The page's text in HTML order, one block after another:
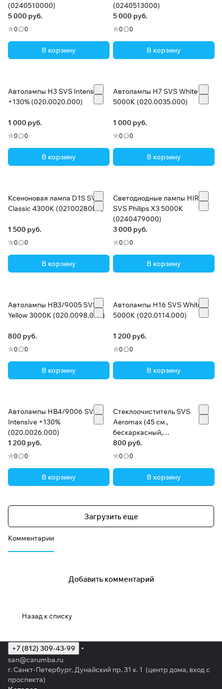
(0240510000)
5 000 руб.
0 0
В корзину
(0240513000)
5 000 руб.
0 0
В корзину
Автолампы H3 SVS Intensive
+130% (020.0020.000)
1 000 руб.
0 0
В корзину
Автолампы H7 SVS White
5000K (020.0035.000)
1 000 руб.
0 0
В корзину
Ксеноновая лампа D1S SVS
Classic 4300К (0210028000)
1 500 руб.
0 0
В корзину
Светодиодные лампы HIR2
SVS Philips X3 5000K
(0240479000)
3 000 руб.
0 0
В корзину
Автолампы HB3/9005 SVS
Yellow 3000K (020.0098.000)
800 руб.
0 0
В корзину
Автолампы H16 SVS White
5000K (020.0114.000)
1 200 руб.
0 0
В корзину
Автолампы HB4/9006 SVS
Intensive +130%
(020.0026.000)
1 200 руб.
0 0
В корзину
Стеклоочиститель SVS
Aeromax (45 см.,
бескаркасный,
универсальный)
800 руб.
0 0
В корзину
Загрузить еще
Комментарии
Добавить комментарий
Назад к списку
+7 (812) 309-43-99
san@carumba.ru
г. Санкт-Петербург, Дунайский пр. 31 к. 1 (центр дома, вход с
проспекта)